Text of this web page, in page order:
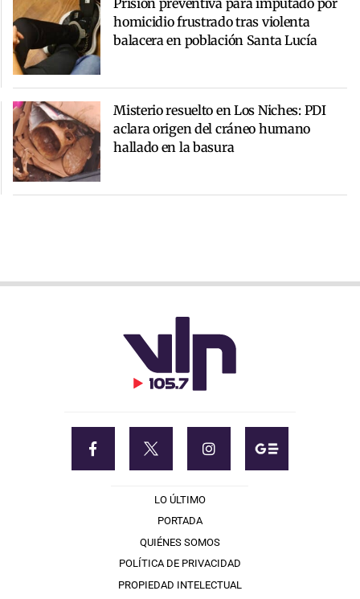
Prisión preventiva para imputado por
homicidio frustrado tras violenta
balacera en población Santa Lucía
Misterio resuelto en Los Niches: PDI
aclara origen del cráneo humano
hallado en la basura
LO ÚLTIMO
PORTADA
QUIÉNES SOMOS
POLÍTICA DE PRIVACIDAD
PROPIEDAD INTELECTUAL